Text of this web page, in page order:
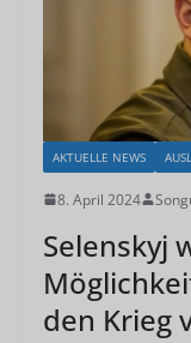
AKTUELLE NEWS
8. April 2024
Selenskyj
den Krieg